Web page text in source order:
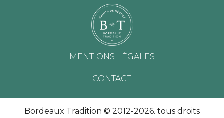
MENTIONS LÉGALES
CONTACT
Bordeaux Tradition © 2012-2026. tous droits